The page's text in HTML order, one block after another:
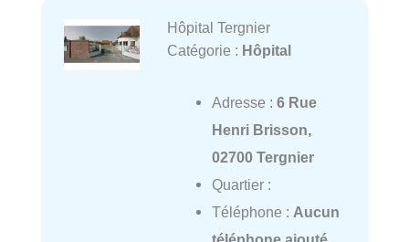
Hôpital Tergnier
Catégorie : Hôpital
Adresse : 6 Rue
Henri Brisson,
02700 Tergnier
Quartier :
Téléphone : Aucun